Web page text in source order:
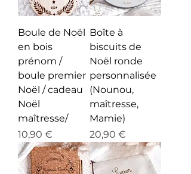
Boule de Noël
en bois
prénom /
boule premier
Noël / cadeau
Noël
maîtresse/
Prix
10,90 €
Boîte à
biscuits de
Noël ronde
personnalisée
(Nounou,
maîtresse,
Mamie)
Prix
20,90 €